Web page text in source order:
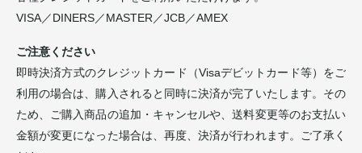
VISA／DINERS／MASTER／JCB／AMEX
ご注意ください
即時決済方式のクレジットカード（Visaデビットカード等）をご
利用の場合は、購入されると同時に決済が完了いたします。その
ため、ご購入商品の追加・キャンセルや、送料変更等のお支払い
金額が変更になった場合は、再度、決済が行われます。ご了承く